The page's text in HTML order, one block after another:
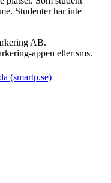
Studenter har inte
AB.
appen eller sms.
(smartp.se)